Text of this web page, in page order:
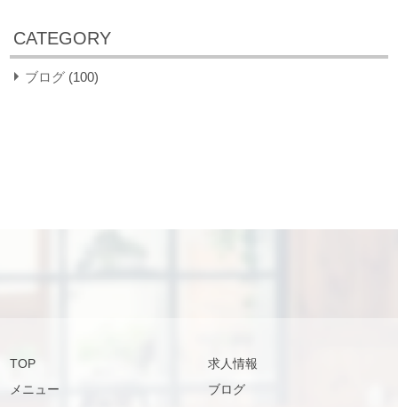
CATEGORY
ブログ (100)
TOP
メニュー
求人情報
ブログ